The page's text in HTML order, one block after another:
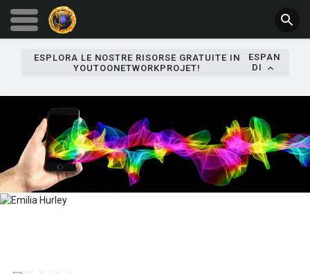
ESPLORA LE NOSTRE RISORSE GRATUITE IN
YOUTOONETWORKPROJET!
ESPAN
DI